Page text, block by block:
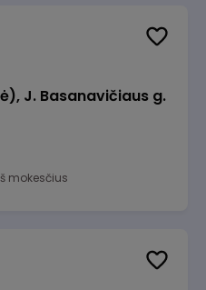
J. Basanavičiaus g.
mokesčius